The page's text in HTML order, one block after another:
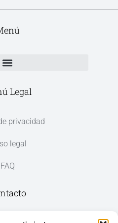
Legal
privacidad
legal
FAQ